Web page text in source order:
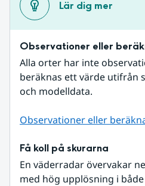
Lär dig mer
Observationer eller
Alla orter har inte
beräknas ett värde utifrån
och modelldata.
Observationer eller
Få koll på skurarna
En väderradar övervakar
med hög upplösning i